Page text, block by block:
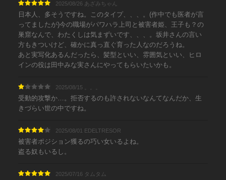
2025/08/26 あざみちゃん
日本人、多そうですね。このタイプ、、、。(作中でも医者が言
ってましたが)今の職場がパワハラ上司と被害者姫、王子も？の
巣窟なんで、わたくしは気まずいです、、、。坂井さんの言い
方もきついけど、確かに真っ直ぐ育った人なのだろうね。
あと実写化あるんだったら、髪型といい、雰囲気といい、ヒロ
インの役は田中みな実さんにやってもらいたいかも。
2025/08/15 。。。
受動的攻撃か…。拒否するのも許されないなんてなんだか、生
きづらい世の中ですね。
2025/08/01 EDELTRESOR
被害者ポジション獲るの巧い女いるよね。
盗る奴もいるし。
2025/07/16 タムタム